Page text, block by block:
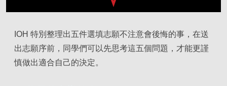
IOH 特別整理出五件選填志願不注意會後悔的事，在送
出志願序前，同學們可以先思考這五個問題，才能更謹
慎做出適合自己的決定。